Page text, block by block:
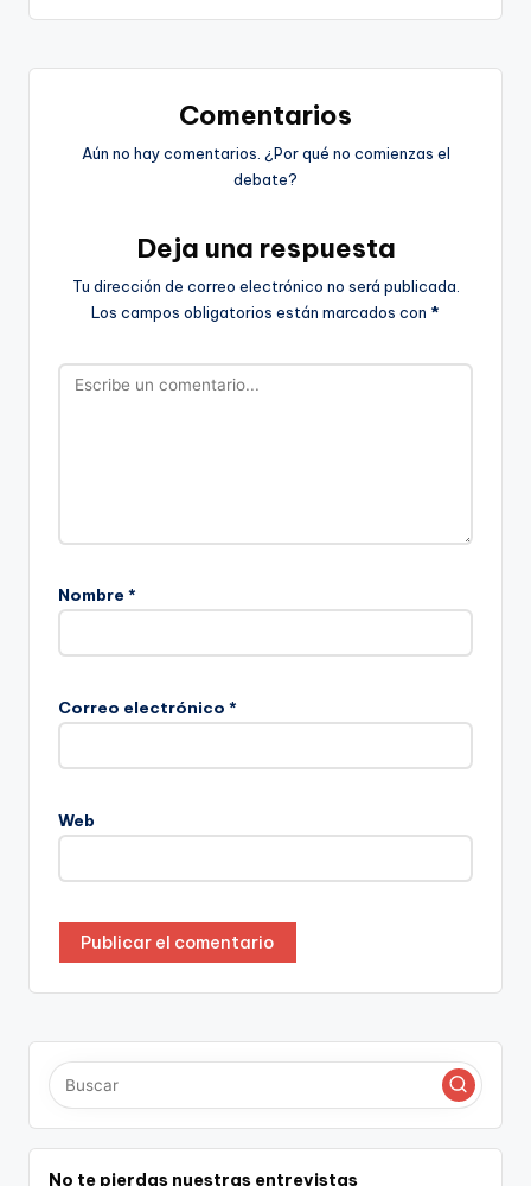
Comentarios
Aún no hay comentarios. ¿Por qué no comienzas el
debate?
Deja una respuesta
Tu dirección de correo electrónico no será publicada.
Los campos obligatorios están marcados con *
Nombre *
Correo electrónico *
Web
No te pierdas nuestras entrevistas